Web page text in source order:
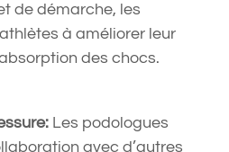
de démarche, les
à améliorer leur
des chocs.
Les podologues
avec d’autres